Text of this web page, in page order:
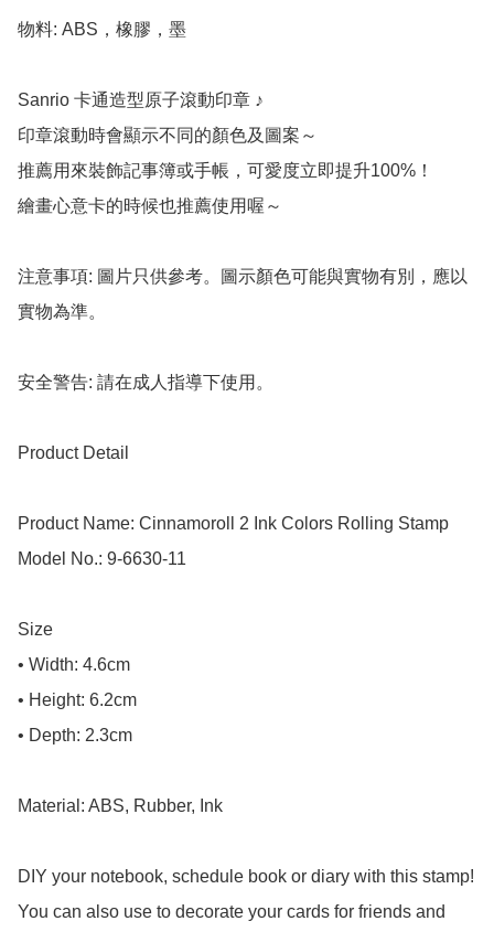
物料: ABS，橡膠，墨
Sanrio 卡通造型原子滾動印章 ♪
印章滾動時會顯示不同的顏色及圖案～
推薦用來裝飾記事簿或手帳，可愛度立即提升100%！
繪畫心意卡的時候也推薦使用喔～
注意事項: 圖片只供參考。圖示顏色可能與實物有別，應以
實物為準。
安全警告: 請在成人指導下使用。
Product Detail
Product Name: Cinnamoroll 2 Ink Colors Rolling Stamp
Model No.: 9-6630-11
Size
• Width: 4.6cm
• Height: 6.2cm
• Depth: 2.3cm
Material: ABS, Rubber, Ink
DIY your notebook, schedule book or diary with this stamp!
You can also use to decorate your cards for friends and